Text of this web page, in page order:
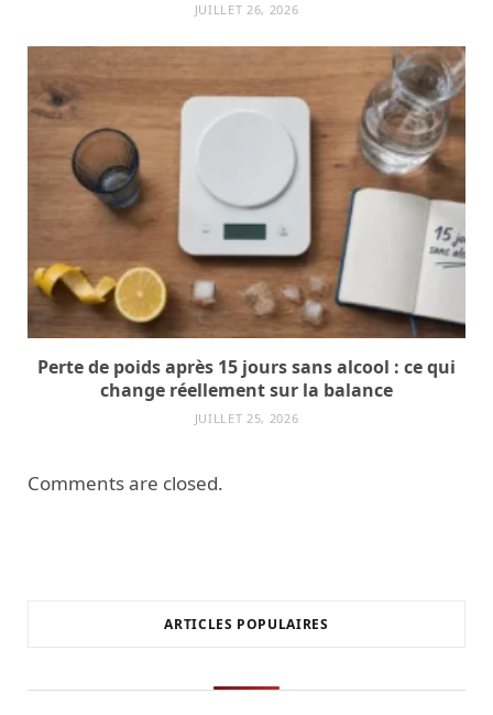
JUILLET 26, 2026
Perte de poids après 15 jours sans alcool : ce qui
change réellement sur la balance
JUILLET 25, 2026
Comments are closed.
ARTICLES POPULAIRES